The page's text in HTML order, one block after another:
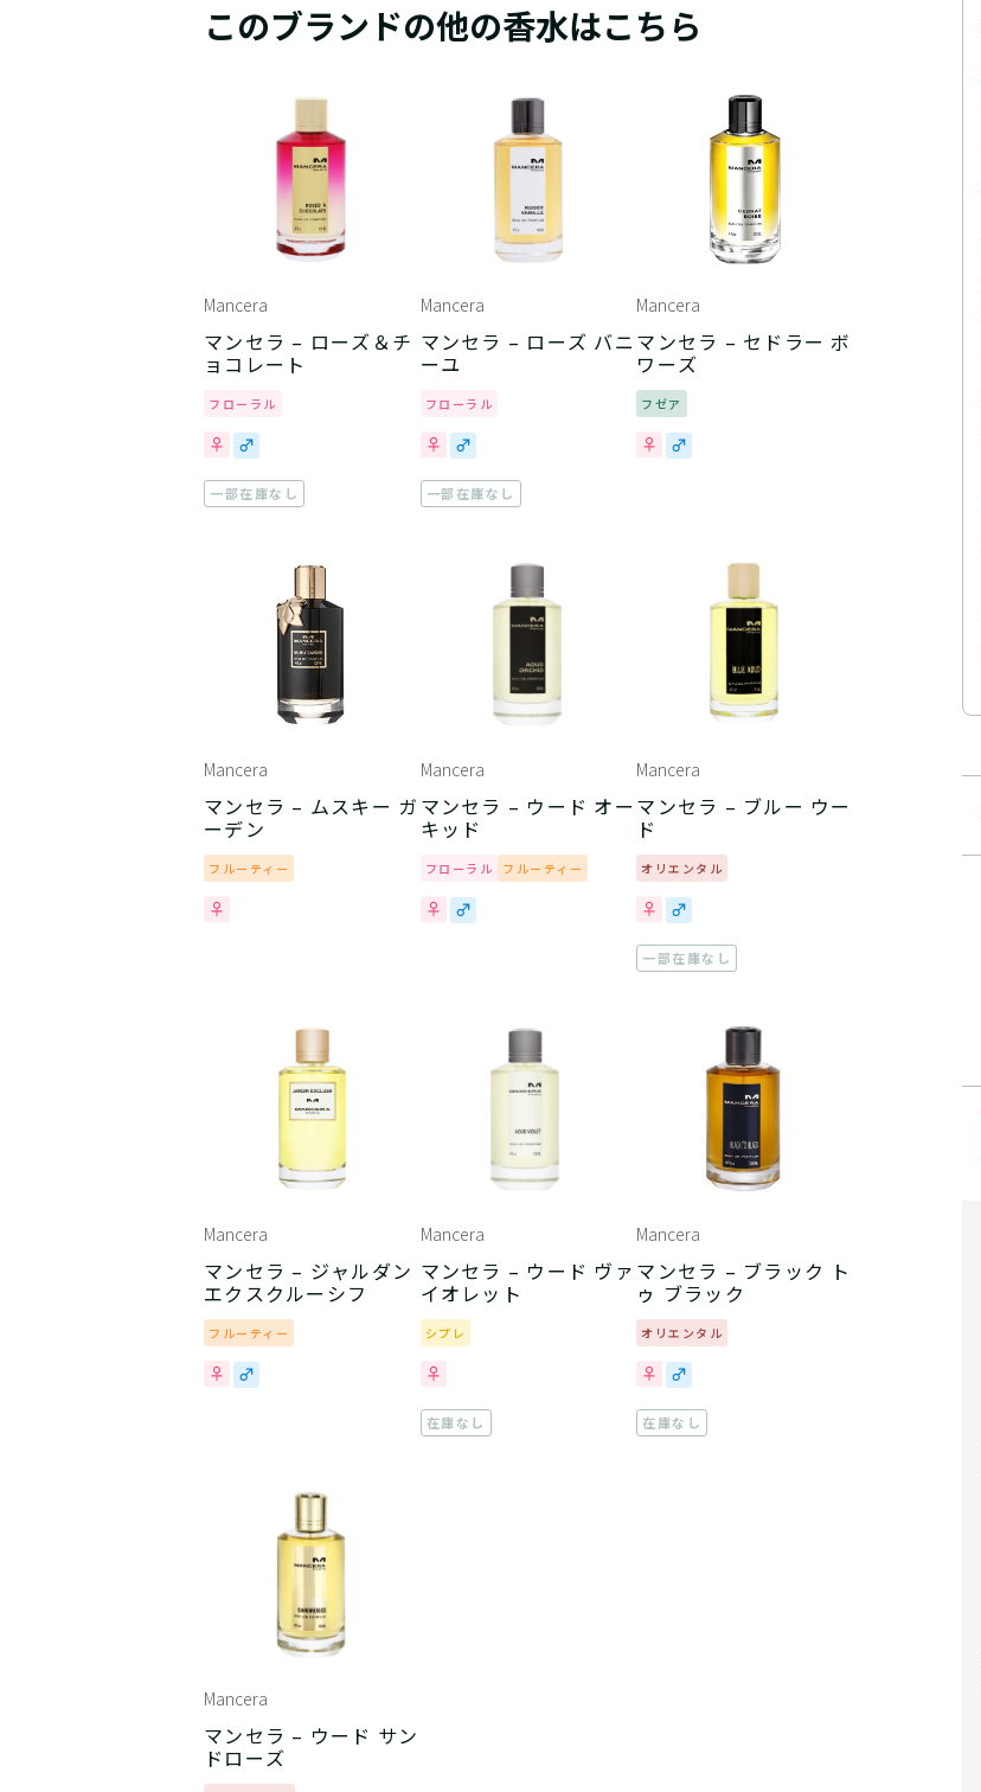
このブランドの他の香水はこちら
Mancera
マンセラ – ローズ＆チ
ョコレート
フローラル
一部在庫なし
Mancera
マンセラ – ローズ バニ
ーユ
フローラル
一部在庫なし
Mancera
マンセラ – セドラー ボ
ワーズ
フゼア
Mancera
マンセラ – ムスキー ガ
ーデン
フルーティー
Mancera
マンセラ – ウード オー
キッド
フローラル フルーティー
Mancera
マンセラ – ブルー ウー
ド
オリエンタル
一部在庫なし
Mancera
マンセラ – ジャルダン
エクスクルーシフ
フルーティー
Mancera
マンセラ – ウード ヴァ
イオレット
シプレ
在庫なし
Mancera
マンセラ – ブラック ト
ゥ ブラック
オリエンタル
在庫なし
Mancera
マンセラ – ウード サン
ドローズ